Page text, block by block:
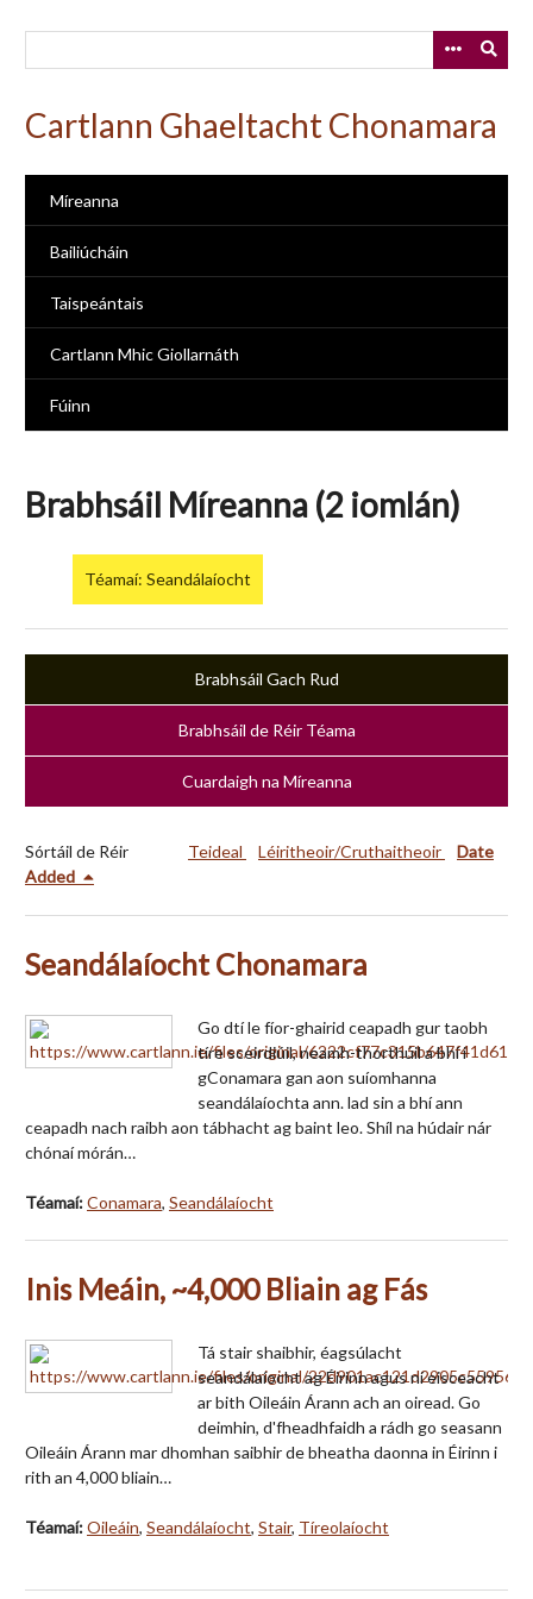
Cartlann Ghaeltacht Chonamara
Míreanna
Bailiúcháin
Taispeántais
Cartlann Mhic Giollarnáth
Fúinn
Brabhsáil Míreanna (2 iomlán)
Téamaí: Seandálaíocht
Brabhsáil Gach Rud
Brabhsáil de Réir Téama
Cuardaigh na Míreanna
Sórtáil de Réir Teideal Léiritheoir/Cruthaitheoir
Date
Added
Seandálaíocht Chonamara
Go dtí le fíor-ghairid ceapadh gur taobh
tíre sceirdiúil, neamh-thorthúil a bhí i
gConamara gan aon suíomhanna
seandálaíochta ann. lad sin a bhí ann
ceapadh nach raibh aon tábhacht ag baint leo. Shíl na húdair nár
chónaí mórán…
Téamaí:Conamara, Seandálaíocht
Inis Meáin, ~4,000 Bliain ag Fás
Tá stair shaibhir, éagsúlacht
seandálaíocht ag Éirinn agus ní eisceacht
ar bith Oileáin Árann ach an oiread. Go
deimhin, d'fheadhfaidh a rádh go seasann
Oileáin Árann mar dhomhan saibhir de bheatha daonna in Éirinn i
rith an 4,000 bliain…
Téamaí:Oileáin, Seandálaíocht, Stair, Tíreolaíocht